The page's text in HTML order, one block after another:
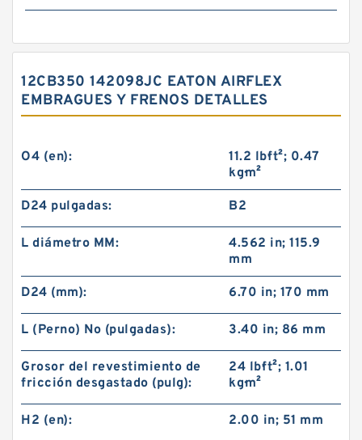
12CB350 142098JC EATON AIRFLEX
EMBRAGUES Y FRENOS DETALLES
O4 (en):
11.2 lb·ft²; 0.47
kg·m²
D24 pulgadas: B2
L diámetro MM:
4.562 in; 115.9
mm
D24 (mm): 6.70 in; 170 mm
L (Perno) No (pulgadas): 3.40 in; 86 mm
Grosor del revestimiento de
fricción desgastado (pulg):
24 lb·ft²; 1.01
kg·m²
H2 (en): 2.00 in; 51 mm